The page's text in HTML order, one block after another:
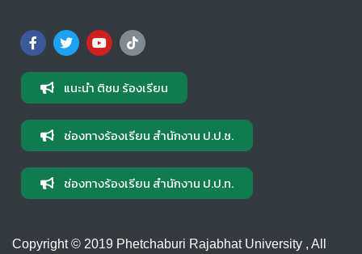
แนะนำ ติชม ร้องเรียน
ช่องทางร้องเรียน สำนักงาน ป.ป.ช.
ช่องทางร้องเรียน สำนักงาน ป.ป.ท.
Copyright © 2019 Phetchaburi Rajabhat University , All